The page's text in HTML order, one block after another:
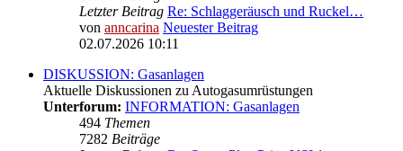
Letzter Beitrag Re: Schlaggeräusch und Ruckel…
von anncarina Neuester Beitrag
02.07.2026 10:11
DISKUSSION: Gasanlagen
Aktuelle Diskussionen zu Autogasumrüstungen
Unterforum: INFORMATION: Gasanlagen
494 Themen
7282 Beiträge